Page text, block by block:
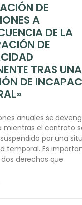
DE
A
DE LA
DE
TRAS UNA
DE
anuales se
mientras el contrato
por una
temporal. Es
derechos que